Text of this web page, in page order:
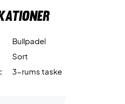
Bullpadel
Sort
3-rums taske